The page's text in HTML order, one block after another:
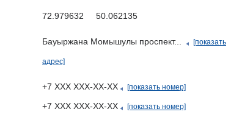
72.979632 50.062135
Бауыржана Момышулы проспект... [показать
адрес]
+7 ХХХ ХХХ-ХХ-ХХ [показать номер]
+7 ХХХ ХХХ-ХХ-ХХ [показать номер]